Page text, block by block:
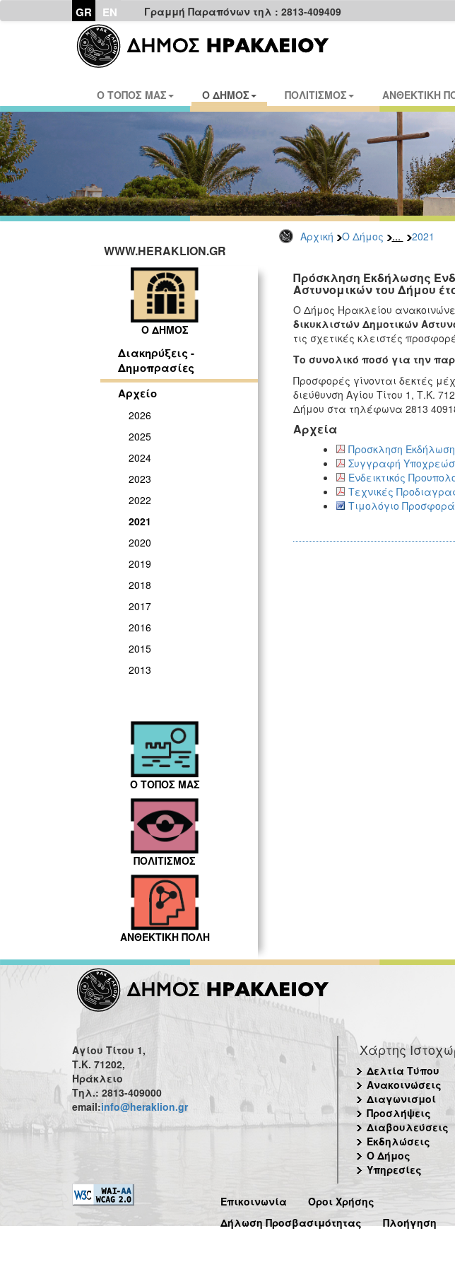
GR EN Γραμμή Παραπόνων τηλ : 2813-409409
Ο ΤΟΠΟΣ ΜΑΣ Ο ΔΗΜΟΣ ΠΟΛΙΤΙΣΜΟΣ ΑΝΘΕΚΤΙΚΗ
Αρχική Ο Δήμος ... 2021
WWW.HERAKLION.GR
Ο ΔΗΜΟΣ
Διακηρύξεις -
Δημοπρασίες
Αρχείο
2026
2025
2024
2023
2022
2021
2020
2019
2018
2017
2016
2015
2013
Ο ΤΟΠΟΣ ΜΑΣ
ΠΟΛΙΤΙΣΜΟΣ
ΑΝΘΕΚΤΙΚΗ ΠΟΛΗ
Πρόσκληση Εκδήλωσης
Αστυνομικών του Δήμου
Ο Δήμος Ηρακλείου
δικυκλιστών Δημοτικών
τις σχετικές κλειστές
Το συνολικό ποσό για την
Προσφορές γίνονται δεκτές
διεύθυνση Αγίου Τίτου 1, Τ.Κ.
Δήμου στα τηλέφωνα 2813
Αρχεία
Προσκληση
Συγγραφή
Ενδεικτικός
Τεχνικές
Τιμολόγιο
Αγίου Τίτου 1,
Τ.Κ. 71202,
Ηράκλειο
Τηλ.: 2813-409000
email:info@heraklion.gr
Χάρτης
Δελτία Τύπου
Ανακοινώσεις
Διαγωνισμοί
Προσλήψεις
Διαβουλεύσεις
Εκδηλώσεις
Ο Δήμος
Υπηρεσίες
Επικοινωνία
Όροι Χρήσης
Δήλωση Προσβασιμότητας
Πλοήγηση